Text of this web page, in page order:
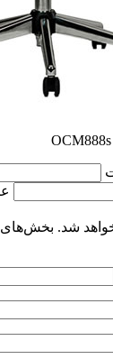
شد. بخش‌های